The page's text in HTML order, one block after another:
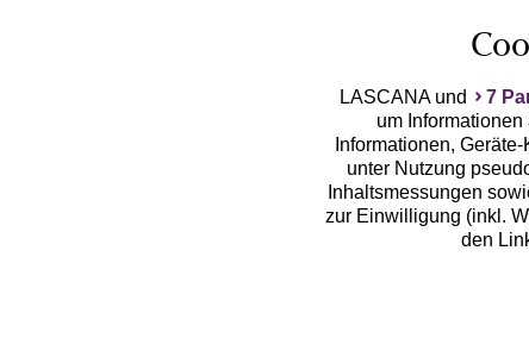
LASCANA und 7
um
Informationen,
unter Nutzung
Inhaltsmessungen
zur Einwilligung (inkl.
den
LASCANA arbeitet mit